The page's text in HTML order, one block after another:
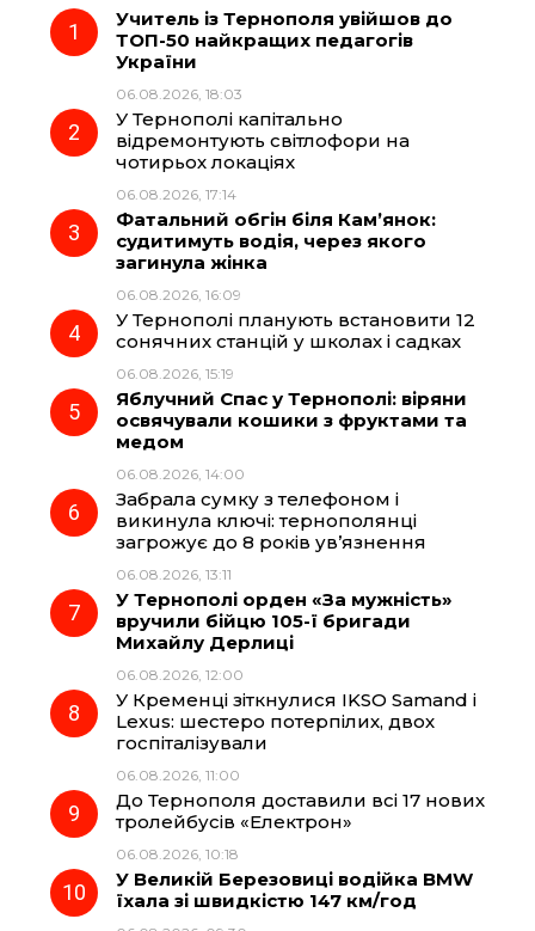
e
o
k
e
r
a
m
t
A
Учитель із Тернополя увійшов до
ТОП-50 найкращих педагогів
України
06.08.2026, 18:03
У Тернополі капітально
відремонтують світлофори на
чотирьох локаціях
06.08.2026, 17:14
Фатальний обгін біля Кам’янок:
судитимуть водія, через якого
загинула жінка
06.08.2026, 16:09
У Тернополі планують встановити 12
сонячних станцій у школах і садках
06.08.2026, 15:19
Яблучний Спас у Тернополі: віряни
освячували кошики з фруктами та
медом
06.08.2026, 14:00
Забрала сумку з телефоном і
викинула ключі: тернополянці
загрожує до 8 років ув’язнення
06.08.2026, 13:11
У Тернополі орден «За мужність»
вручили бійцю 105-ї бригади
Михайлу Дерлиці
06.08.2026, 12:00
У Кременці зіткнулися IKSO Samand і
Lexus: шестеро потерпілих, двох
госпіталізували
06.08.2026, 11:00
До Тернополя доставили всі 17 нових
тролейбусів «Електрон»
06.08.2026, 10:18
У Великій Березовиці водійка BMW
їхала зі швидкістю 147 км/год